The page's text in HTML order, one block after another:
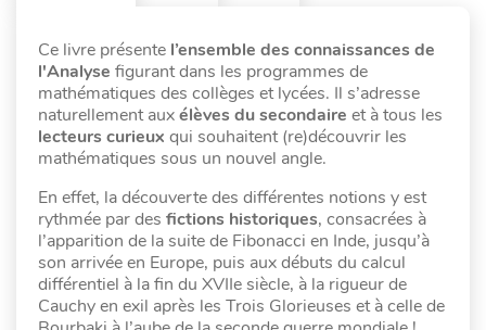
Ce livre présente l’ensemble des connaissances de
l'Analyse figurant dans les programmes de
mathématiques des collèges et lycées. Il s’adresse
naturellement auxélèves du secondaire et à tous les
lecteurs curieux qui souhaitent (re)découvrir les
mathématiques sous un nouvel angle.
En effet, la découverte des différentes notions y est
rythmée par des fictions historiques, consacrées à
l’apparition de la suite de Fibonacci en Inde, jusqu’à
son arrivée en Europe, puis aux débuts du calcul
différentiel à la fin du XVIIe siècle, à la rigueur de
Cauchy en exil après les Trois Glorieuses et à celle de